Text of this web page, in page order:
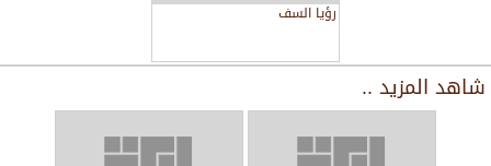
رؤيا السف
شاهد المزيد ..